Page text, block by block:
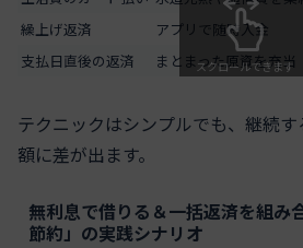
繰上げ返済
アプリで随時入金
支払日直後の返済
まとまった原資を充当
スクロールできます
テクニックはシンプルでも、継続
額に差が出ます。
無利息で借りる＆一括返済を組み
節約」の実践シナリオ